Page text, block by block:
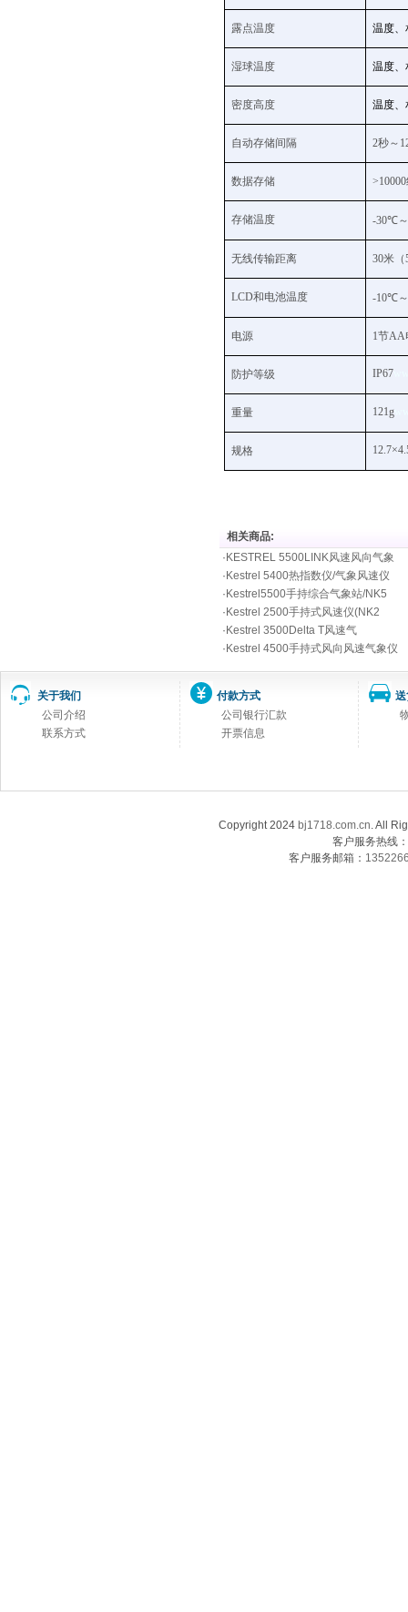
露点温度 温度、
湿球温度 温度、
密度高度 温度、
自动存储间隔 2秒～
数据存储 >10000
存储温度 -30℃
无线传输距离 30米（
LCD和电池温度 -10℃
电源 1节AA
防护等级 IP67
重量 121g
规格 12.7×
相关商品:
· KESTREL 5500LINK风速风向气象
· Kestrel 5400热指数仪/气象风速仪
· Kestrel5500手持综合气象站/NK5
· Kestrel 2500手持式风速仪(NK2
· Kestrel 3500Delta T风速气
· Kestrel 4500手持式风向风速气象仪
关于我们
公司介绍
联系方式
付款方式
公司银行汇款
开票信息
Copyright 2024 bj1718.com.cn. All
客户服务热线
客户服务邮箱：